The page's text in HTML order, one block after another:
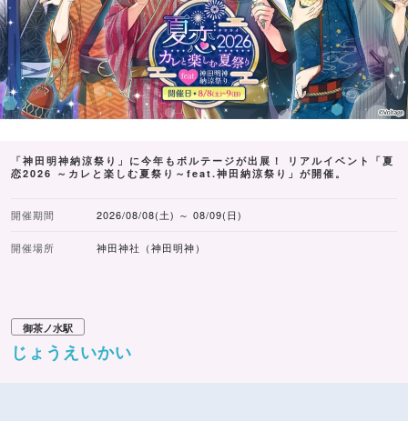
「神田明神納涼祭り」に今年もボルテージが出展！ リアルイベント「夏
恋2026 ～カレと楽しむ夏祭り～feat.神田納涼祭り」が開催。
開催期間 2026/08/08(土) ～ 08/09(日)
開催場所 神田神社（神田明神）
御茶ノ水駅
じょうえいかい